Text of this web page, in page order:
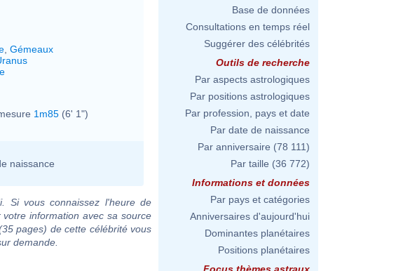
Gémeaux
1m85 (6' 1")
naissance
Si vous connaissez l'heure de
information avec sa source
pages) de cette célébrité vous
demande.
Base de données
Consultations en temps réel
Suggérer des célébrités
Outils de recherche
Par aspects astrologiques
Par positions astrologiques
Par profession, pays et date
Par date de naissance
Par anniversaire (78 111)
Par taille (36 772)
Informations et données
Par pays et catégories
Anniversaires d'aujourd'hui
Dominantes planétaires
Positions planétaires